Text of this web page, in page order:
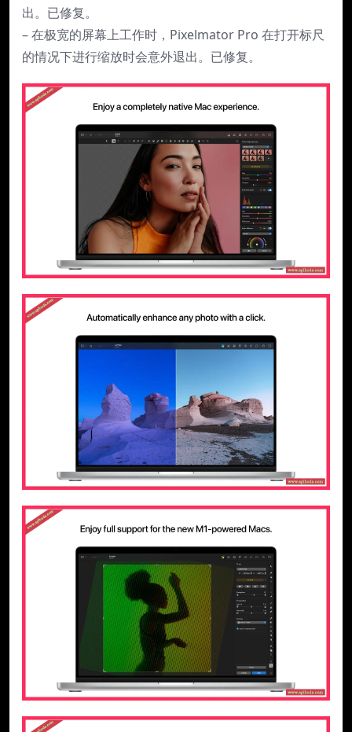
出。已修复。
– 在极宽的屏幕上工作时，Pixelmator Pro 在打开标尺
的情况下进行缩放时会意外退出。已修复。